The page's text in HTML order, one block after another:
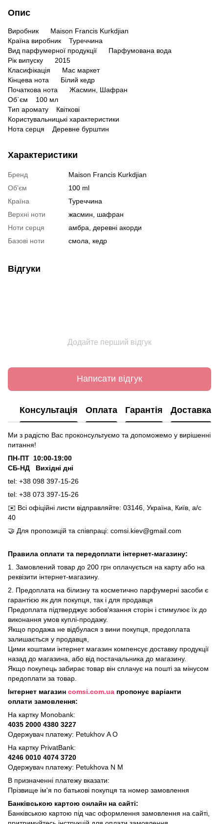
Опис
Виробник Maison Francis Kurkdjian
Країна виробник Туреччина
Вид парфумерної продукції Парфумована вода
Рік випуску 2015
Класифікація Мас маркет
Кінцева нота Білий кедр
Початкова нота Жасмин, Шафран
Об`єм 100 мл
Тип аромату Квіткові
Користувальницькі характеристики
Нота серця Деревне бурштин
Характеристики
Бренд
Maison Francis Kurkdjian
Обʼєм
100 ml
Країна
Туреччина
Верхні ноти
жасмин, шафран
Ноти серця
амбра, деревні акорди
Базові ноти
смола, кедр
Відгуки
Додайте перший відгук
Написати відгук
Консультація Оплата Гарантія Доставка
Ми з радістю Вас проконсультуємо та допоможемо у вирішенні
питання!
ПН-ПТ 10:00-19:00
СБ-НД Вихідні дні
tel: +38 098 397-15-26
tel: +38 073 397-15-26
✉️ Всі офіційні листи відправляйте: 03146, Україна, Київ, а/с
40
🤝 Для пропозицій та співпраці: comsi.kiev@gmail.com
Правила оплати та передоплати інтернет-магазину:
1. Замовлений товар до 200 грн оплачується на карту або на
реквізити інтернет-магазину.
2. Предоплата на білизну та косметично парфумерні засоби є
гарантією як для покупця, так і для продавця
Предоплата підтверджує зобов'язання сторін і стимулює їх до
виконання умов куплі-продажу.
Якщо продажа не відбулася з вини покупця, предоплата
залишається у продавця,
Цими коштами інтернет магазин компенсує доставку продукції
назад до магазина, або від постачальника до магазину.
Якщо покупець забирає товар він сплачує на пошті за мінусом
предоплати за товар.
Інтернет магазин comsi.com.ua пропонує варіанти
оплати замовлення:
На картку Monobank:
4035 2000 4380 3227
Одержувач платежу: Petukhov A O
На картку PrivatBank:
4246 0010 4074 3720
Одержувач платежу: Petukhovа N M
В призначенні платежу вказати:
Прізвище ім'я по батькові покупця та номер замовлення
Банківською картою онлайн на сайті:
Банківською картою під час оформлення замовлення на сайті,